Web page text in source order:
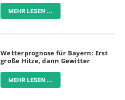
MEHR LESEN ...
Wetterprognose für Bayern: Erst
große Hitze, dann Gewitter
MEHR LESEN ...